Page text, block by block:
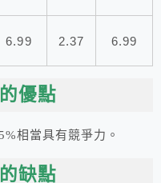
6.99 2.37 6.99
優點
相當具有競爭力。
的缺點